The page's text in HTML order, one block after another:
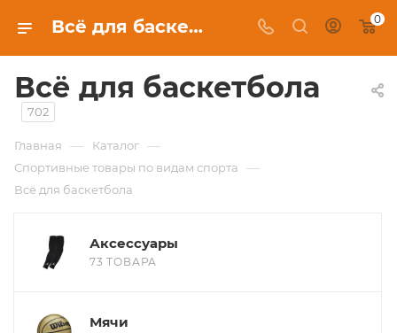
Всё для баскетбола в Новосибирске, купить в интернет-магазине c бесплатной доставкой 0
Всё для баскетбола
702
Главная — Каталог —
Спортивные товары по видам спорта —
Всё для баскетбола
Аксессуары
73 ТОВАРА
Мячи